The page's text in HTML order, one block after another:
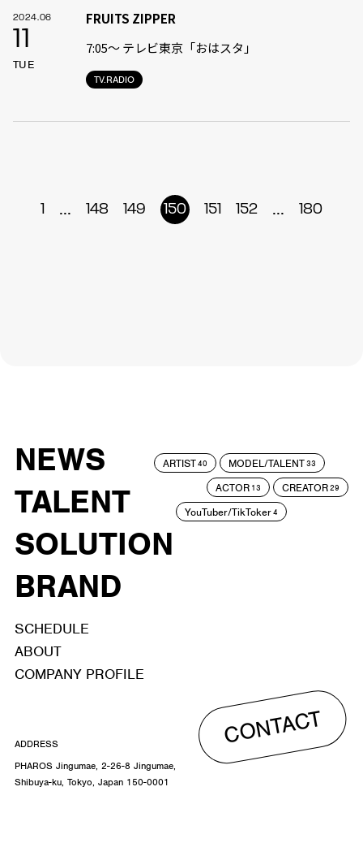
2024.06
11
TUE
TV.RADIO
FRUITS ZIPPER
7:05〜 テレビ東京「おはスタ」
1 ... 148 149 150 151 152 ... 180
NEWS
TALENT
SOLUTION
BRAND
ARTIST40 MODEL/TALENT33
ACTOR 13 CREATOR29
YouTuber/TikToker4
SCHEDULE
ABOUT
COMPANY PROFILE
CONTACT
ADDRESS
PHAROS Jingumae, 2-26-8 Jingumae,
Shibuya-ku, Tokyo, Japan 150-0001